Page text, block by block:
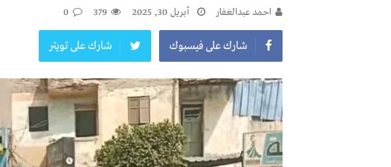
احمد عبدالغفار أبريل 30, 2025 379
0
شارك على فيسبوك شارك على تويتر